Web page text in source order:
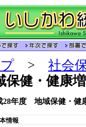
> 社会
健・健康
28年度 地域保健・健
情報